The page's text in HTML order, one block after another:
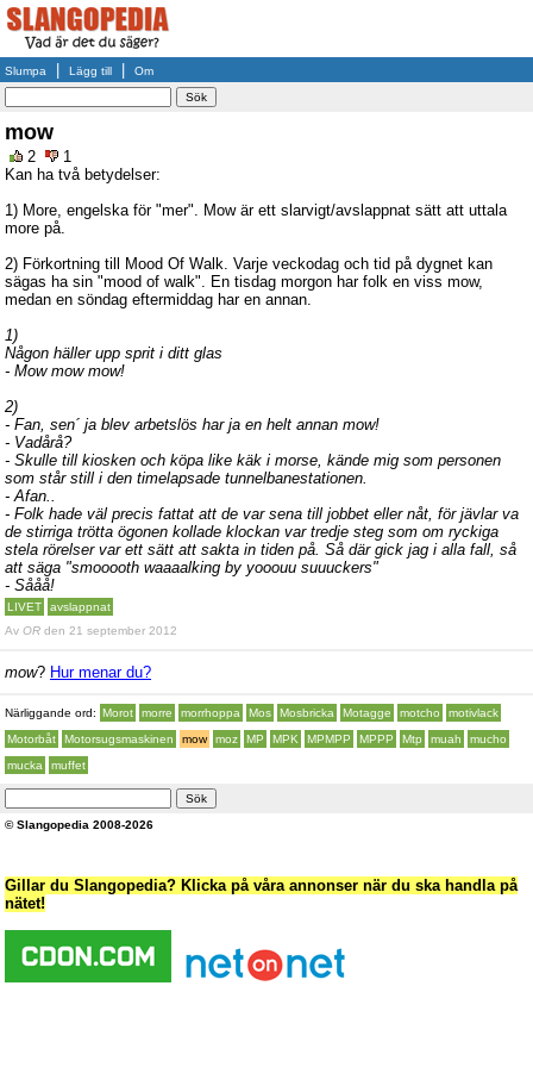
Slumpa Lägg till Om
mow
2
1
Kan ha två betydelser:
1) More, engelska för "mer". Mow är ett slarvigt/avslappnat sätt att uttala
more på.
2) Förkortning till Mood Of Walk. Varje veckodag och tid på dygnet kan
sägas ha sin "mood of walk". En tisdag morgon har folk en viss mow,
medan en söndag eftermiddag har en annan.
1)
Någon häller upp sprit i ditt glas
- Mow mow mow!
2)
- Fan, sen´ ja blev arbetslös har ja en helt annan mow!
- Vadårå?
- Skulle till kiosken och köpa like käk i morse, kände mig som personen
som står still i den timelapsade tunnelbanestationen.
- Afan..
- Folk hade väl precis fattat att de var sena till jobbet eller nåt, för jävlar va
de stirriga trötta ögonen kollade klockan var tredje steg som om ryckiga
stela rörelser var ett sätt att sakta in tiden på. Så där gick jag i alla fall, så
att säga "smooooth waaaalking by yooouu suuuckers"
- Sååå!
LIVET
avslappnat
Av OR den 21 september 2012
mow? Hur menar du?
Närliggande ord: Morot morre morrhoppa Mos Mosbricka Motagge motcho
motivlack
Motorbåt
Motorsugsmaskinen mow moz MP MPK MPMPP MPPP Mtp muah
mucho
mucka
muffet
© Slangopedia 2008-2026
Gillar du Slangopedia? Klicka på våra annonser när du ska handla på
nätet!